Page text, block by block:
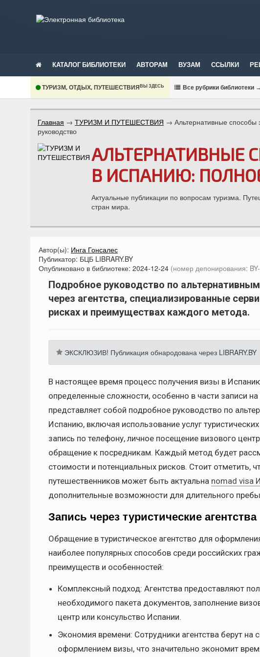
КАТАЛОГ БИБЛИОТЕКИ АВТОРАМ ВУЗАМ ССЫЛКИ
ТУРИЗМ, ОТДЫХ, ПУТЕШЕСТВИЯВЫ ЗДЕСЬ Все рубрики библиотеки →
Главная → ТУРИЗМ И ПУТЕШЕСТВИЯ → Альтернативные
руководство
АЛЬТЕРНАТИВНЫЕ
В ИСПАНИЮ:
Актуальные публикации по вопросам туризма.
стран мира.
Автор(ы): Инга Гонсалес
Публикатор: БЦБ LIBRARY.BY
Опубликовано в библиотеке: 2024-12-24 (номер депонирования:
Подробное руководство по
через агентства, специализированные
рисках и преимуществах каждого метода.
ЭКСКЛЮЗИВ! Публикация обнародована через LIBRARY.BY
В настоящее время процесс получения визы в
определенные сложности, особенно в части записи
представляет собой подробное руководство по
Испанию, включая использование услуг
запись по телефону, личное посещение визового
обращение к посредникам. Каждый метод будет
стоимости и потенциальных рисков. Стоит отметить,
путешественников может быть актуальна nomad visa
дополнительные возможности для длительного
Запись через туристические агентства
Обращение в туристическое агентство для
наиболее популярных способов среди российских
преимуществ и особенностей:
Комплексный подход: Агентства предоставляют
необходимого пакета документов, заполнение
центр или консульство Испании.
Экономия времени: Сотрудники агентства берут на
оформлением визы, что значительно экономит